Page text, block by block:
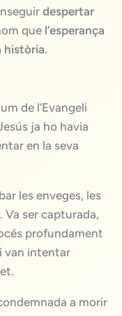
despertar
que l’esperança
història.
de l’Evangeli
ja ho havia
en la seva
les enveges, les
ser capturada,
profundament
van intentar
a morir